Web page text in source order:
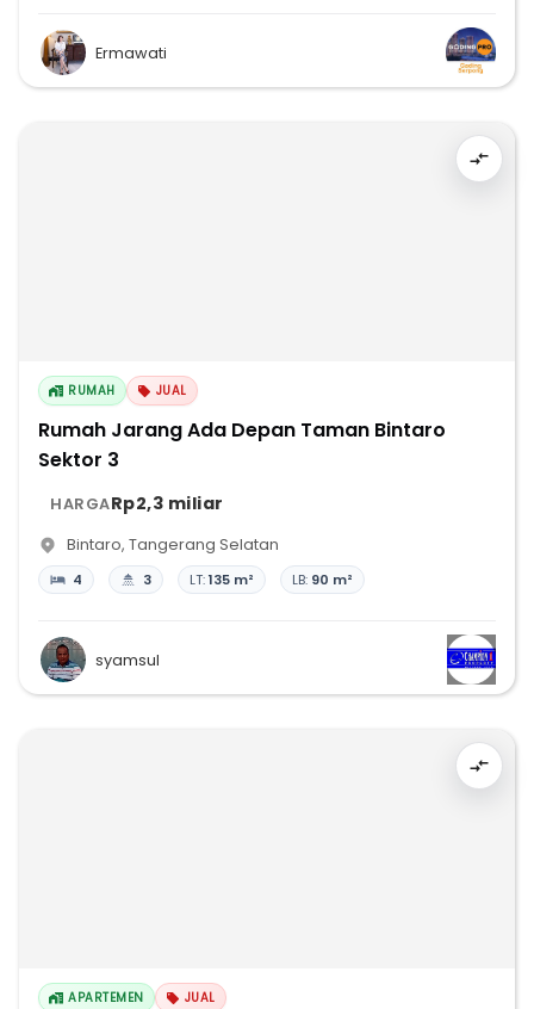
Ermawati
RUMAH JUAL
Rumah Jarang Ada Depan Taman Bintaro
Sektor 3
HARGARp2,3 miliar
Bintaro, Tangerang Selatan
4 3 LT:135 m² LB: 90 m²
syamsul
APARTEMEN JUAL